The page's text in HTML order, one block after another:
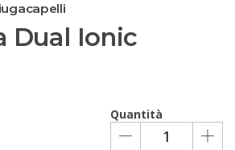
Dual Ionic
Quantità